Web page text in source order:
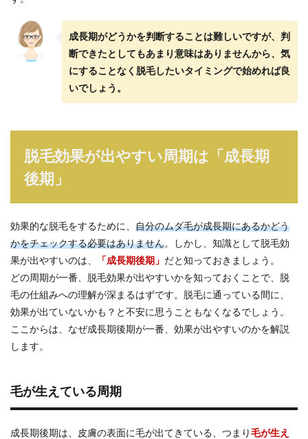
成長期がどうかを判断することは難しいですが、判
断できたとしてもあまり意味はありませんから、気
にすることなく脱毛したいタイミングで始めれば良
いでしょう。
脱毛効果が出やすい周期は「成長期
後期」
効果的な脱毛をするために、 自分のムダ毛が成長期にあるかどう
かをチェックする必要はありません。しかし、知識として脱毛効
果が出やすいのは、
「成長期後期」 だと知っておきましょう。
どの周期が一番、脱毛効果が出やすいかを知っておくことで、脱
毛の仕組みへの理解が深まるはずです。脱毛に通っている間に、
効果が出ていないかも？と不安に思うこともなくなるでしょう。
ここからは、なぜ成長期後期が一番、効果が出やすいのかを解説
します。
毛が生えている周期
成長期後期は、皮膚の表面に毛が出てきている、つまり毛が生え